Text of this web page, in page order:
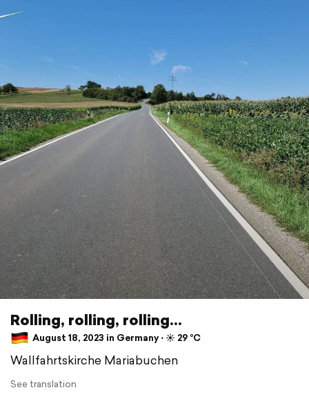
Rolling, rolling, rolling...
August 18, 2023 in Germany ⋅ ☀️ 29 °C
Wallfahrtskirche Mariabuchen
See translation